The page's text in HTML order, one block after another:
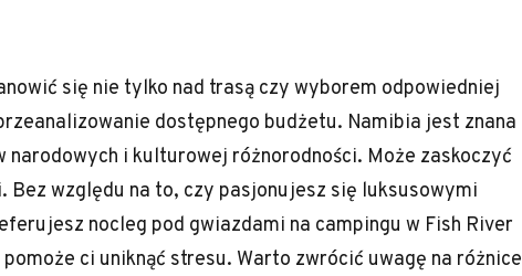
się nie tylko nad trasą czy wyborem odpowiedniej
dostępnego budżetu. Namibia jest znana
narodowych i kulturowej różnorodności. Może zaskoczyć
względu na to, czy pasjonujesz się luksusowymi
nocleg pod gwiazdami na campingu w Fish River
ci uniknąć stresu. Warto zwrócić uwagę na różnice